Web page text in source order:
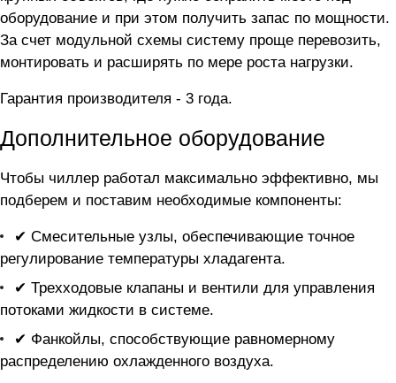
оборудование и при этом получить запас по мощности.
За счет модульной схемы систему проще перевозить,
монтировать и расширять по мере роста нагрузки.
Гарантия производителя - 3 года.
Дополнительное оборудование
Чтобы чиллер работал максимально эффективно, мы
подберем и поставим необходимые компоненты:
✔ Смесительные узлы, обеспечивающие точное
регулирование температуры хладагента.
✔ Трехходовые клапаны и вентили для управления
потоками жидкости в системе.
✔ Фанкойлы, способствующие равномерному
распределению охлажденного воздуха.